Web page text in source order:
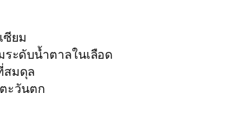
ซียม
ะดับน้ำตาลในเลือด
สมดุล
ะวันตก